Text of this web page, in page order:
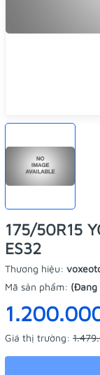
175/50R15
ES32
Thương hiệu:
Mã sản phẩm: (Đang
Giá thị trường: